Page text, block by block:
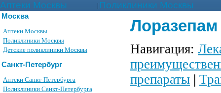
Аптеки Москвы | Поликлиники Москвы
Москва
Аптеки Москвы
Поликлиники Москвы
Детские поликлиники Москвы
Санкт-Петербург
Аптеки Санкт-Петербурга
Поликлиники Санкт-Петербурга
Навигация:
препараты |